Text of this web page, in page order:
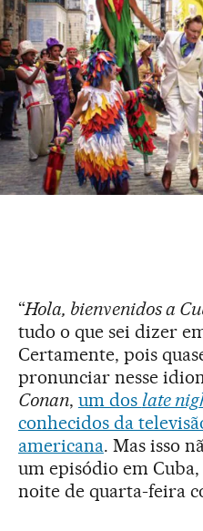
“Hola, bienvenidos a
tudo o que sei dizer
Certamente, pois
pronunciar nesse
Conan, um dos late
conhecidos da
americana. Mas isso
um episódio em
noite de quarta-feira